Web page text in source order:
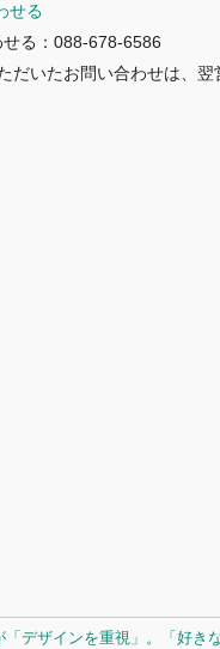
せる
せる：088-678-6586
だいたお問い合わせは、翌
デザインを重視」。「好き